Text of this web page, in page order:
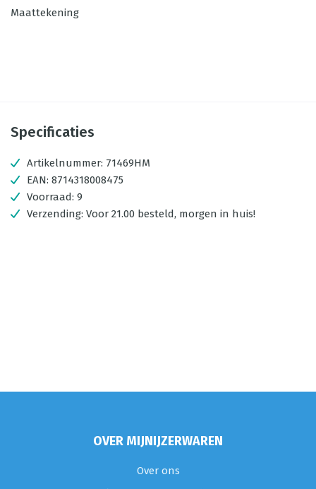
Maattekening
Specificaties
Artikelnummer: 71469HM
EAN: 8714318008475
Voorraad: 9
Verzending: Voor 21.00 besteld, morgen in huis!
OVER MIJNIJZERWAREN
Over ons